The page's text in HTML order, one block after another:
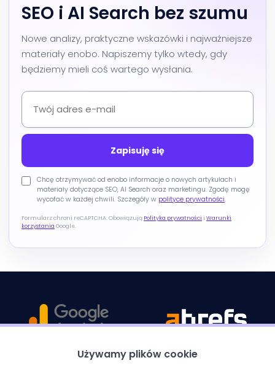
Używamy plików cookie
SEO i AI Search bez szumu
Nowe analizy, praktyczne wskazówki i najważniejsze
materiały enobo. Napiszemy tylko wtedy, gdy
będziemy mieli coś wartego wysłania.
Chcę otrzymywać od enobo informacje o nowych artykułach i
materiały dotyczące SEO, AI Search oraz marketingu. Zgodę mogę
wycofać w każdej chwili. Szczegóły w polityce prywatności.
Formularz chroni reCAPTCHA. Obowiązują Polityka prywatności i Warunki
korzystania Google.